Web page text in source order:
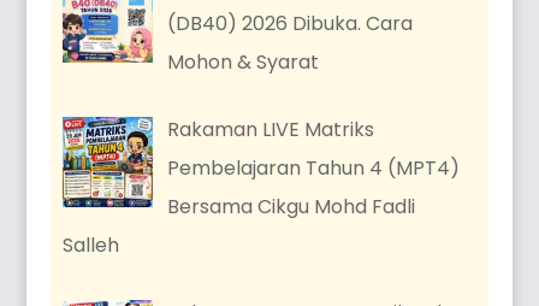
(DB40) 2026 Dibuka. Cara
Mohon & Syarat
Rakaman LIVE Matriks
Pembelajaran Tahun 4 (MPT4)
Bersama Cikgu Mohd Fadli
Salleh